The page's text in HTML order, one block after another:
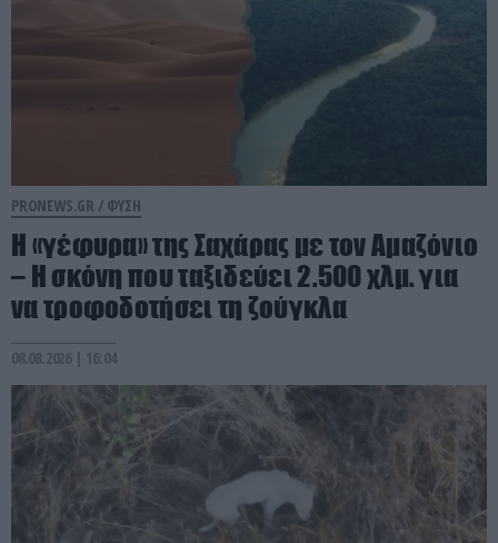
PRONEWS.GR / ΦΥΣΗ
Η «γέφυρα» της Σαχάρας με τον Αμαζόνιο
– Η σκόνη που ταξιδεύει 2.500 χλμ. για
να τροφοδοτήσει τη ζούγκλα
08.08.2026 | 16:04